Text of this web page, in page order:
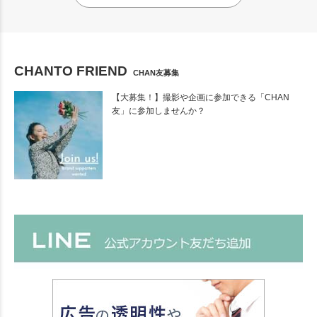
CHANTO FRIEND CHAN友募集
【大募集！】撮影や企画に参加できる「CHAN
友」に参加しませんか？